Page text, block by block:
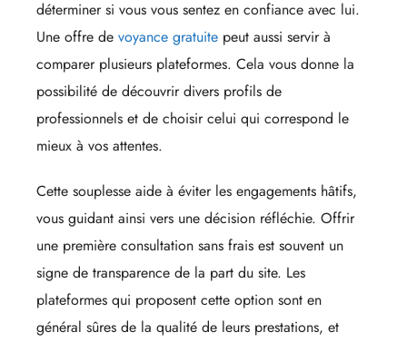
déterminer si vous vous sentez en confiance avec lui.
Une offre de voyance gratuite peut aussi servir à
comparer plusieurs plateformes. Cela vous donne la
possibilité de découvrir divers profils de
professionnels et de choisir celui qui correspond le
mieux à vos attentes.
Cette souplesse aide à éviter les engagements hâtifs,
vous guidant ainsi vers une décision réfléchie. Offrir
une première consultation sans frais est souvent un
signe de transparence de la part du site. Les
plateformes qui proposent cette option sont en
général sûres de la qualité de leurs prestations, et